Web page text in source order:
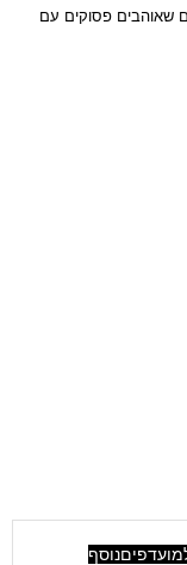
שאוהבים פסוקים עם
נוסף